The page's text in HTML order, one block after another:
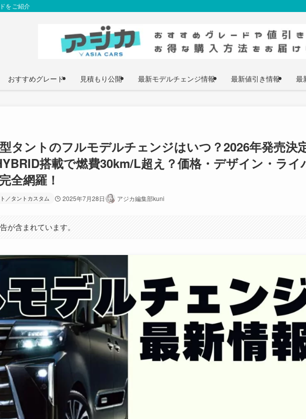
をご紹介
おすすめグレード 見積もり公開 最新モデルチェンジ情報 最新値引き情報 最
タントのフルモデルチェンジはいつ？2026年発売決
搭載で燃費30km/L超え？価格・デザイン・ライ
全網羅！
／タントカスタム 2025年7月28日 アジカ編集部kuni
が含まれています。